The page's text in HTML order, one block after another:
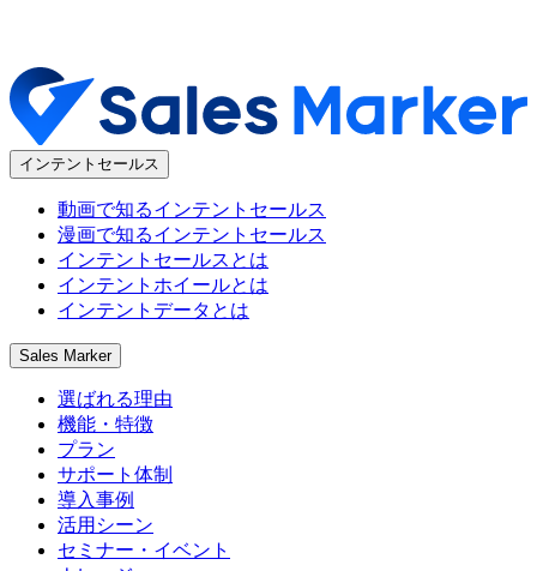
インテントセールス
動画で知るインテントセールス
漫画で知るインテントセールス
インテントセールスとは
インテントホイールとは
インテントデータとは
Sales Marker
選ばれる理由
機能・特徴
プラン
サポート体制
導入事例
活用シーン
セミナー・イベント